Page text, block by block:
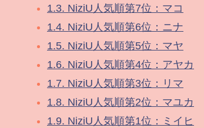
1.3. NiziU人気順第7位：マコ
1.4. NiziU人気順第6位：ニナ
1.5. NiziU人気順第5位：マヤ
1.6. NiziU人気順第4位：アヤカ
1.7. NiziU人気順第3位：リマ
1.8. NiziU人気順第2位：マユカ
1.9. NiziU人気順第1位：ミイヒ